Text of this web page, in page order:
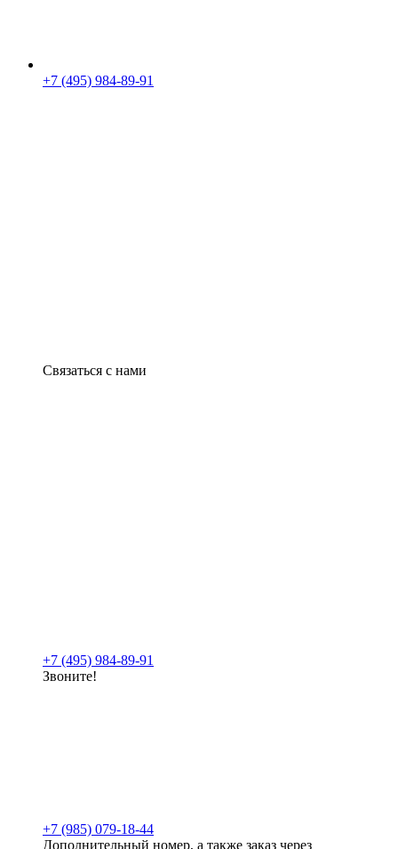
+7 (495) 984-89-91
Связаться с нами
+7 (495) 984-89-91
Звоните!
+7 (985) 079-18-44
Дополнительный номер, а также заказ через